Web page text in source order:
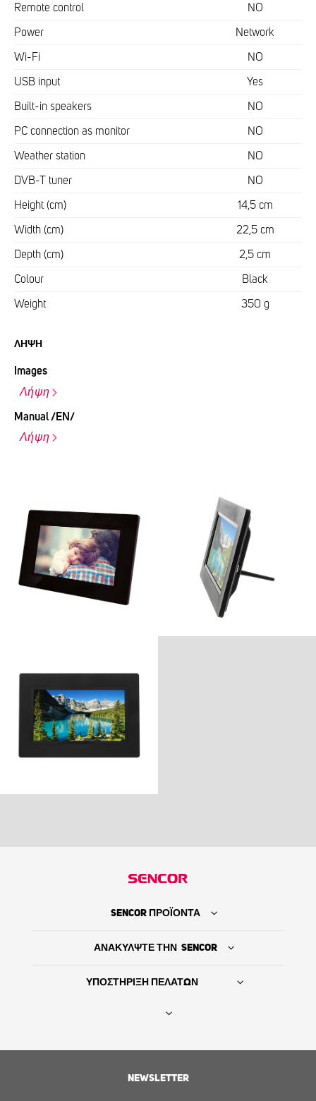
Remote control NO
Power Network
Wi-Fi NO
USB input Yes
Built-in speakers NO
PC connection as monitor NO
Weather station NO
DVB-T tuner NO
Height (cm) 14,5 cm
Width (cm) 22,5 cm
Depth (cm) 2,5 cm
Colour Black
Weight 350 g
ΛΉΨΗ
Images
Λήψη
Manual /EN/
Λήψη
SENCOR ΠΡΟΪΟΝΤΑ
ΑΝΑΚΥΛΨΤΕ ΤΗΝ SENCOR
ΥΠΟΣΤΗΡΙΞΗ ΠΕΛΑΤΩΝ
NEWSLETTER